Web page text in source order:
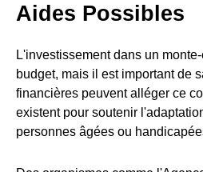
Aides Possibles
L'investissement dans un
budget, mais il est important de
financières peuvent alléger ce
existent pour soutenir
personnes âgées ou